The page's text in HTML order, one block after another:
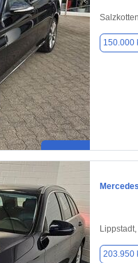
150.000
203.950